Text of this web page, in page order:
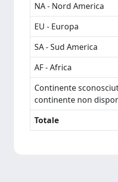
NA - Nord America
EU - Europa
SA - Sud America
AF - Africa
Continente
continente non
Totale